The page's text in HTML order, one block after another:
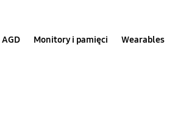
AGD Monitory i pamięci Wearables